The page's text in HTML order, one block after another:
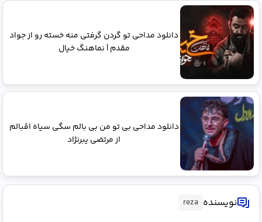
دانلود مداحی تو گردن گرفتی منه خسته رو از جواد
مقدم | نماهنگ خیال
دانلود مداحی بی تو من بی بالم سگی سیاه اقبالم
از مرتضی یبرنژاد
نویسنده reza